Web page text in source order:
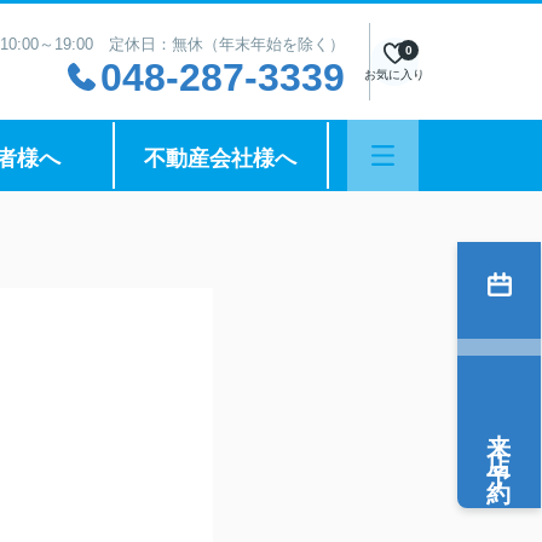
～19:00 定休日：無休（年末年始を除く）
048-287-3339 お気に入り
0
様へ 不動産会社様へ
来店予約